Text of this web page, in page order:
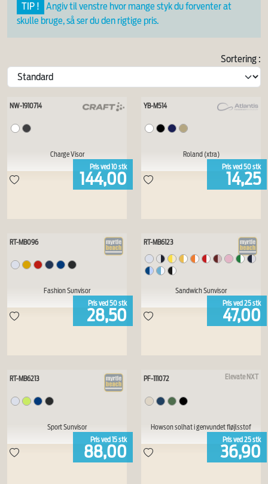
TIP !
Angiv til venstre hvor mange styk du forventer at
skulle bruge, så ser du den rigtige pris.
Sortering :
NW-1910714
Charge Visor
Pris ved 10stk
144,00
YB-M514
Roland (xtra)
Pris ved 50stk
14,25
RT-MB096
Fashion Sunvisor
Pris ved 50stk
28,50
RT-MB6123
Sandwich Sunvisor
Pris ved 25stk
47,00
RT-MB6213
Sport Sunvisor
Pris ved 15stk
88,00
Elevate NXT
PF-111072
Howson solhat i genvundet fløjlsstof
Pris ved 25stk
36,90